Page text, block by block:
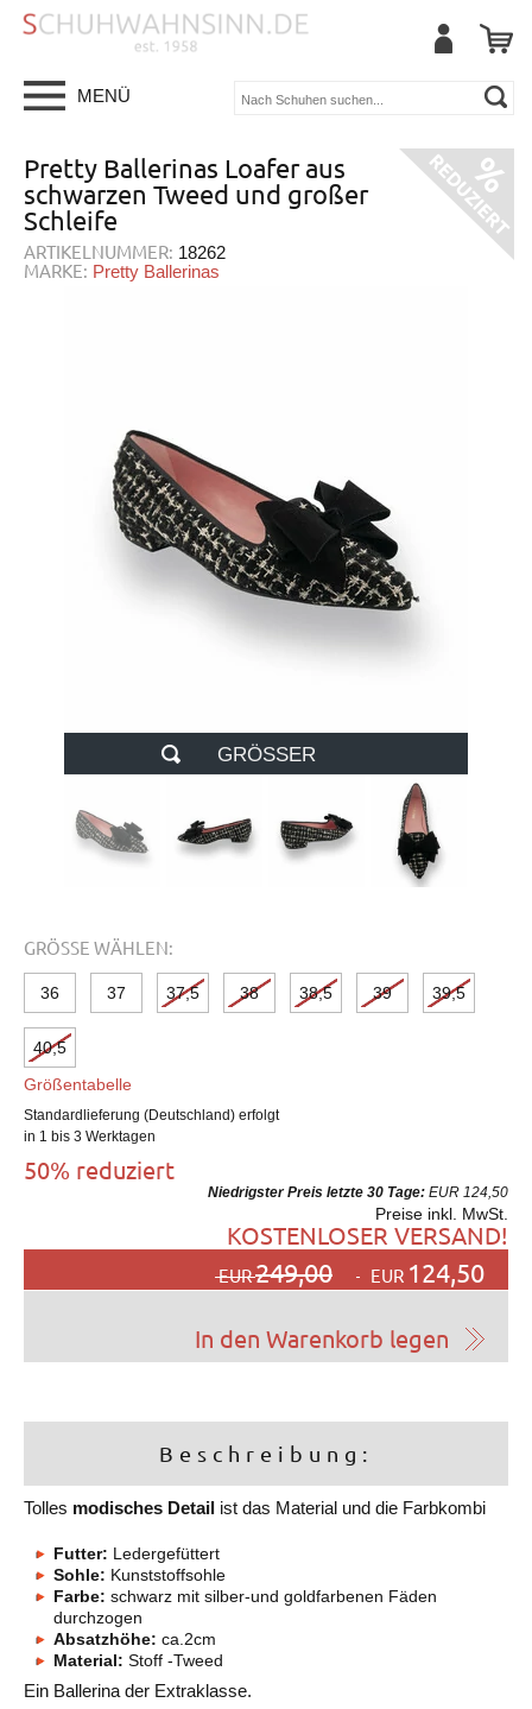
MENÜ
Pretty Ballerinas Loafer aus
schwarzen Tweed und großer
Schleife
ARTIKELNUMMER: 18262
MARKE: Pretty Ballerinas
GRÖSSER
GRÖSSE WÄHLEN:
36 37 37,5 38 38,5 39 39,5
40,5
Größentabelle
Standardlieferung (Deutschland) erfolgt
in 1 bis 3 Werktagen
50% reduziert
Niedrigster Preis letzte 30 Tage: EUR 124,50
Preise inkl. MwSt.
KOSTENLOSER VERSAND!
EUR249,00 EUR 124,50
Beschreibung:
Tolles modisches Detail ist das Material und die Farbkombi
Futter: Ledergefüttert
Sohle: Kunststoffsohle
Farbe: schwarz mit silber-und goldfarbenen Fäden
durchzogen
Absatzhöhe: ca.2cm
Material: Stoff -Tweed
Ein Ballerina der Extraklasse.